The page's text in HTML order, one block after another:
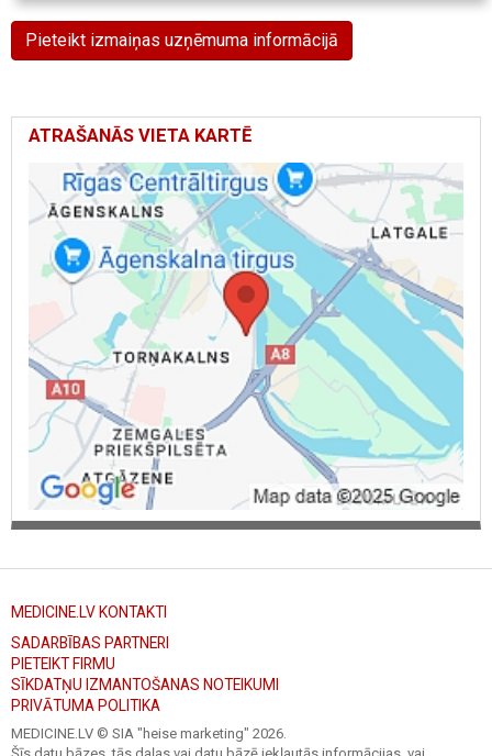
Pieteikt izmaiņas uzņēmuma informācijā
ATRAŠANĀS VIETA KARTĒ
MEDICINE.LV KONTAKTI
SADARBĪBAS PARTNERI
PIETEIKT FIRMU
SĪKDATŅU IZMANTOŠANAS NOTEIKUMI
PRIVĀTUMA POLITIKA
MEDICINE.LV © SIA "heise marketing" 2026.